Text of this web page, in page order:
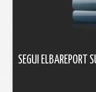
SEGUI ELBAREPORT